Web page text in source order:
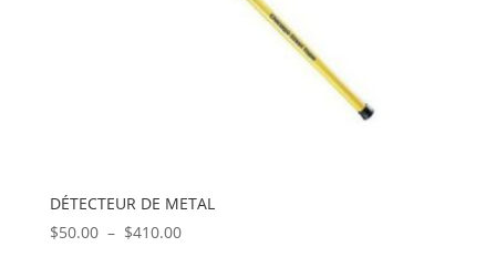
DÉTECTEUR DE METAL
$50.00 – $410.00Plage